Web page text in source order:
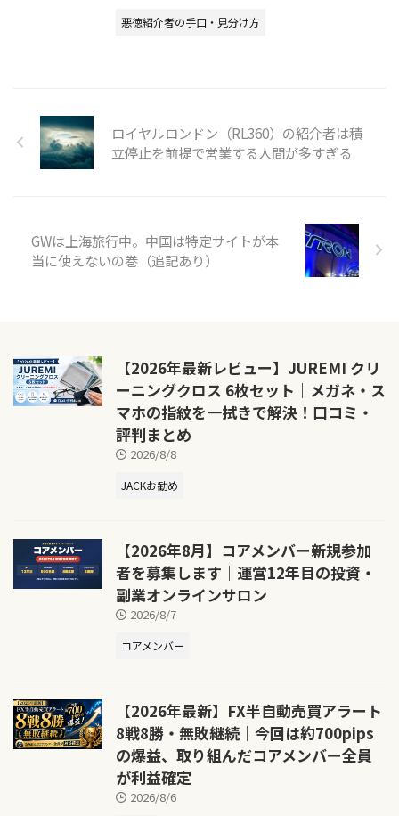
悪徳紹介者の手口・見分け方
ロイヤルロンドン（RL360）の紹介者は積
立停止を前提で営業する人間が多すぎる
GWは上海旅行中。中国は特定サイトが本
当に使えないの巻（追記あり）
【2026年最新レビュー】JUREMI クリ
ーニングクロス 6枚セット｜メガネ・ス
マホの指紋を一拭きで解決！口コミ・
評判まとめ
2026/8/8
JACKお勧め
【2026年8月】コアメンバー新規参加
者を募集します｜運営12年目の投資・
副業オンラインサロン
2026/8/7
コアメンバー
【2026年最新】FX半自動売買アラート
8戦8勝・無敗継続｜今回は約700pips
の爆益、取り組んだコアメンバー全員
が利益確定
2026/8/6